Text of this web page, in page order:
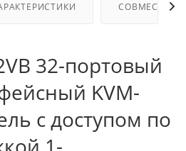
32-портовый
KVM-
с доступом по